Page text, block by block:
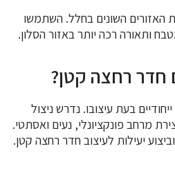
האזורים השונים בחלל. השתמשו
ותאורה רכה יותר באזור הסלון.
חדר רחצה קטן?
בעת עיצובו. נדרש ניצול
מרחב פונקציונלי, נעים ואסתטי.
יעילות לעיצוב חדר רחצה קטן.